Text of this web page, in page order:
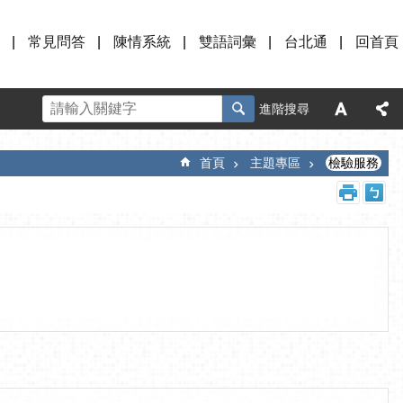
常見問答 陳情系統 雙語詞彙 台北通 回首頁
進階搜尋
首頁 主題專區 檢驗服務